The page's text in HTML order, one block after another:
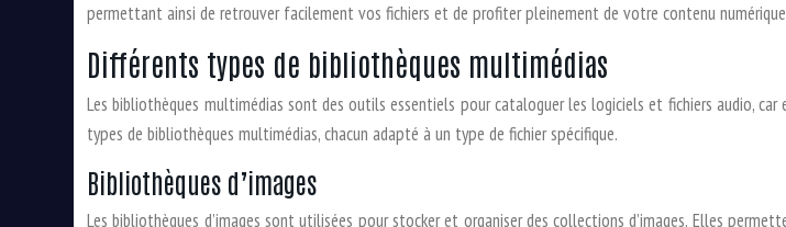
permettant ainsi de retrouver facilement vos fichiers et de profiter pleinement de votre contenu
Différents types de bibliothèques multimédias
Les bibliothèques multimédias sont des outils essentiels pour cataloguer les logiciels et fichiers audio,
types de bibliothèques multimédias, chacun adapté à un type de fichier spécifique.
Bibliothèques d’images
Les bibliothèques d’images sont utilisées pour stocker et organiser des collections d’images. Elles